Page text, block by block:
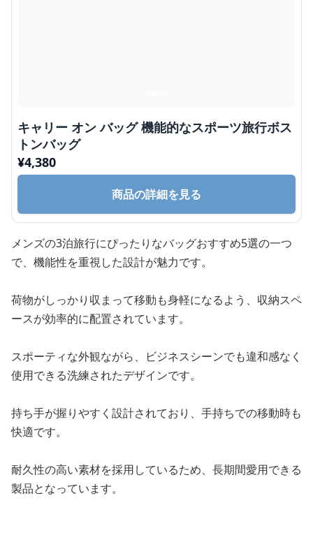
キャリー オン バッグ 機能的なスポーツ旅行ボス
トンバッグ
¥4,380
商品の詳細を見る
メンズの3泊旅行にぴったりなバッグおすすめ5選の一つ
で、機能性を重視した設計が魅力です。
荷物がしっかり収まって移動も身軽になるよう、収納スペ
ースが効率的に配置されています。
スポーティな外観ながら、ビジネスシーンでも違和感なく
使用できる洗練されたデザインです。
持ち手が握りやすく設計されており、手持ちでの移動時も
快適です。
耐久性の高い素材を採用しているため、長期間愛用できる
製品となっています。